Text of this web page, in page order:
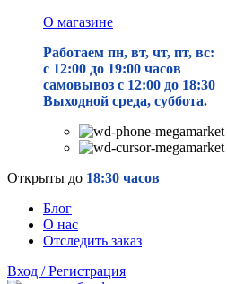
О магазине
Работаем пн, вт, чт, пт, вс:
с 12:00 до 19:00 часов
самовывоз с 12:00 до 18:30
Выходной среда, суббота.
Открыты до 18:30 часов
Блог
О нас
Отследить заказ
Вход / Регистрация